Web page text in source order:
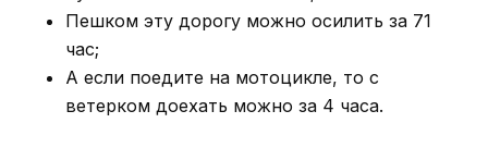
Пешком эту дорогу можно осилить за 71
час;
А если поедите на мотоцикле, то с
ветерком доехать можно за 4 часа.